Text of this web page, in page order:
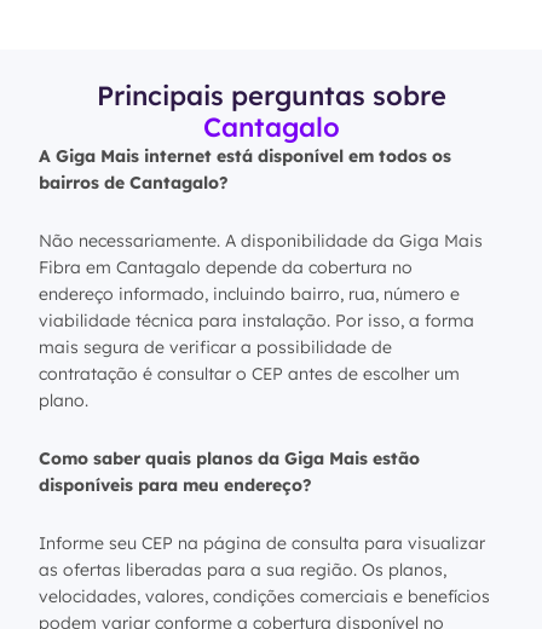
Principais perguntas sobre
Cantagalo
A Giga Mais internet está disponível em todos os
bairros de Cantagalo?
Não necessariamente. A disponibilidade da Giga Mais
Fibra em Cantagalo depende da cobertura no
endereço informado, incluindo bairro, rua, número e
viabilidade técnica para instalação. Por isso, a forma
mais segura de verificar a possibilidade de
contratação é consultar o CEP antes de escolher um
plano.
Como saber quais planos da Giga Mais estão
disponíveis para meu endereço?
Informe seu CEP na página de consulta para visualizar
as ofertas liberadas para a sua região. Os planos,
velocidades, valores, condições comerciais e benefícios
podem variar conforme a cobertura disponível no